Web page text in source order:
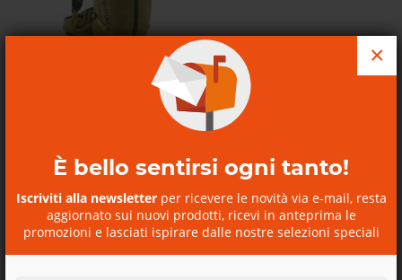
È bello sentirsi ogni tanto!
Iscriviti alla newsletterper ricevere le novità via e-mail, resta
aggiornato sui nuovi prodotti, ricevi in anteprima le
promozioni e lasciati ispirare dalle nostre selezioni speciali
×
Zaino Bike Dirt Roamer